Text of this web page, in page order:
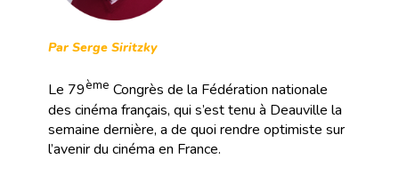
Par Serge Siritzky
Le 79ème Congrès de la Fédération nationale
des cinéma français, qui s’est tenu à Deauville la
semaine dernière, a de quoi rendre optimiste sur
l’avenir du cinéma en France.